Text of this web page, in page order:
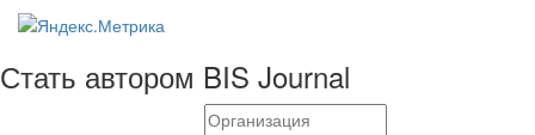
Стать автором BIS Journal